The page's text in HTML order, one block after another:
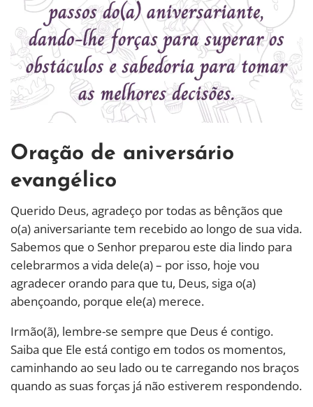
Oração de aniversário
evangélico
Querido Deus, agradeço por todas as bênçãos que
o(a) aniversariante tem recebido ao longo de sua vida.
Sabemos que o Senhor preparou este dia lindo para
celebrarmos a vida dele(a) – por isso, hoje vou
agradecer orando para que tu, Deus, siga o(a)
abençoando, porque ele(a) merece.
Irmão(ã), lembre-se sempre que Deus é contigo.
Saiba que Ele está contigo em todos os momentos,
caminhando ao seu lado ou te carregando nos braços
quando as suas forças já não estiverem respondendo.